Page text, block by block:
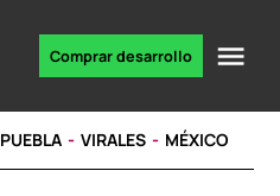
Comprar desarrollo
PUEBLA VIRALES MÉXICO